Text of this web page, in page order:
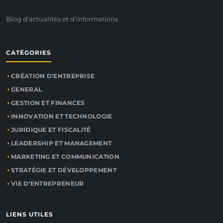
Blog d'actualités et d'informations
CATÉGORIES
CRÉATION D’ENTREPRISE
GENERAL
GESTION ET FINANCES
INNOVATION ET TECHNOLOGIE
JURIDIQUE ET FISCALITÉ
LEADERSHIP ET MANAGEMENT
MARKETING ET COMMUNICATION
STRATÉGIE ET DÉVELOPPEMENT
VIE D’ENTREPRENEUR
LIENS UTILES